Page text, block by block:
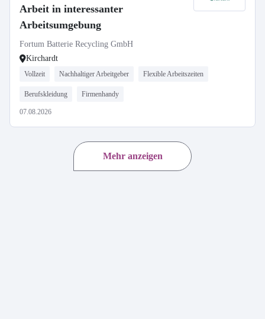
Arbeit in interessanter
Arbeitsumgebung
Fortum Batterie Recycling GmbH
Kirchardt
Vollzeit Nachhaltiger Arbeitgeber Flexible Arbeitszeiten
Berufskleidung Firmenhandy
07.08.2026
Mehr anzeigen